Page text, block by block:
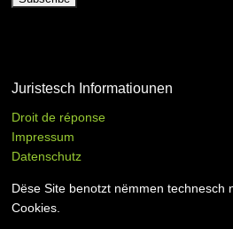
Juristesch Informatiounen
Droit de réponse
Impressum
Datenschutz
Dëse Site benotzt nëmmen technesch
Cookies.